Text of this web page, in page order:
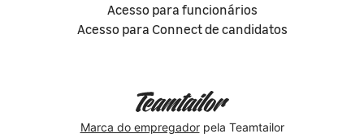
Acesso para funcionários
Acesso para Connect de candidatos
Marca do empregadorpela Teamtailor